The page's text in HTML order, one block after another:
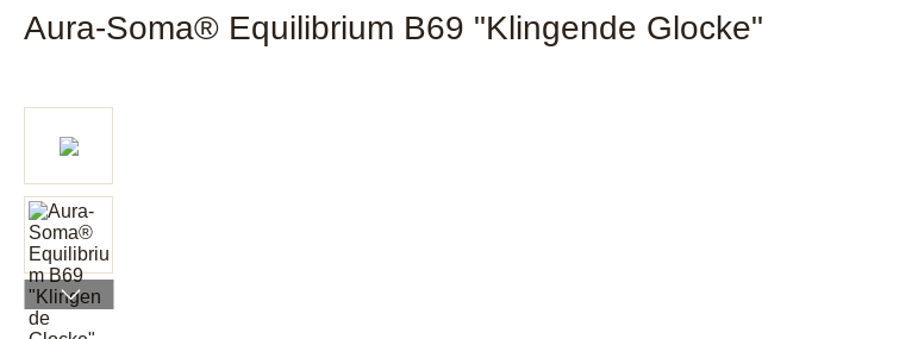
Aura-Soma® Equilibrium B69 "Klingende Glocke"